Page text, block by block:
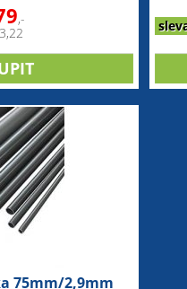
,-
75mm/2,9mm